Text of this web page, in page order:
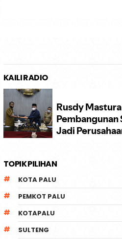
KAILI RADIO
TOPIK PILIHAN
KOTA PALU
PEMKOT PALU
KOTAPALU
SULTENG